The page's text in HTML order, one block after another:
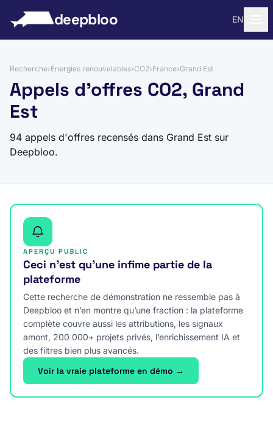
deepbloo EN
Recherche›Énergies renouvelables›CO2›France›Grand Est
Appels d'offres CO2, Grand
Est
94 appels d'offres recensés dans Grand Est sur
Deepbloo.
APERÇU PUBLIC
Ceci n’est qu’une infime partie de la
plateforme
Cette recherche de démonstration ne ressemble pas à
Deepbloo et n’en montre qu’une fraction : la plateforme
complète couvre aussi les attributions, les signaux
amont, 200 000+ projets privés, l’enrichissement IA et
des filtres bien plus avancés.
Voir la vraie plateforme en démo →